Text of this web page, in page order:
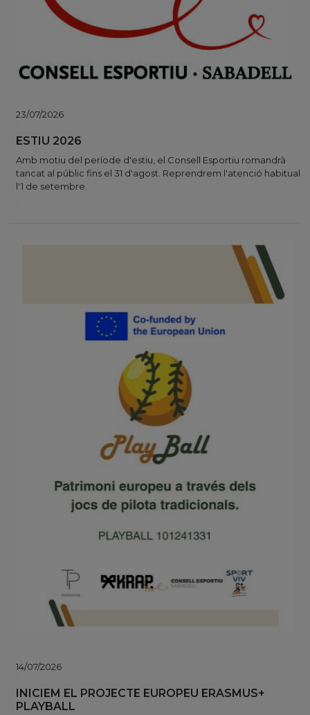
ESTIU 2026
Amb motiu del període d'estiu, el Consell Esportiu romandrà
tancat al públic fins el 31 d'agost. Reprendrem l'atenció habitual
l'1 de setembre.
23/07/2026
INICIEM EL PROJECTE EUROPEU ERASMUS+
PLAYBALL
14/07/2026